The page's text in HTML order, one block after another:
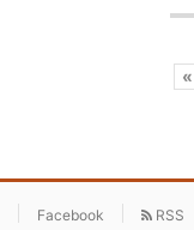
Facebook RSS